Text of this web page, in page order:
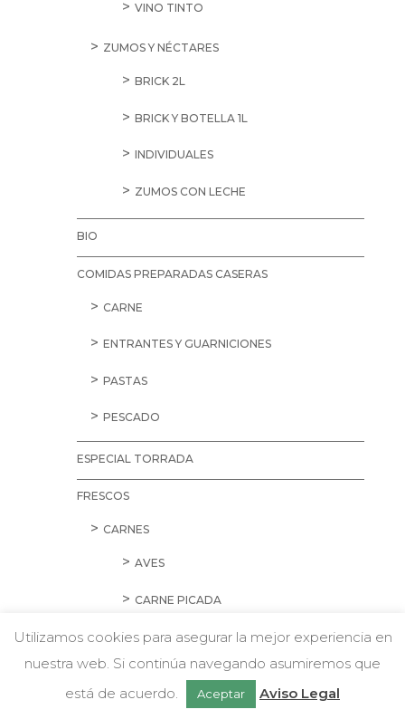
VINO TINTO
ZUMOS Y NÉCTARES
BRICK 2L
BRICK Y BOTELLA 1L
INDIVIDUALES
ZUMOS CON LECHE
BIO
COMIDAS PREPARADAS CASERAS
CARNE
ENTRANTES Y GUARNICIONES
PASTAS
PESCADO
ESPECIAL TORRADA
FRESCOS
CARNES
AVES
CARNE PICADA
CERDO
CORDERO Y CONEJO
EMBUTIDOS
w Chatea con nosotros
Utilizamos cookies para asegurar la mejor experiencia en
nuestra web. Si continúa navegando asumiremos que
está de acuerdo.
Aceptar Aviso Legal